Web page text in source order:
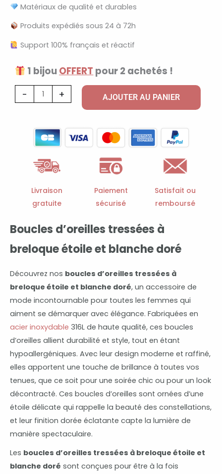
Matériaux de qualité et durables
Produits expédiés sous 24 à 72h
Support 100% français et réactif
1 bijouOFFERT pour 2 achetés !
-
quantité
de
tressées
breloque
+ AJOUTER AU PANIER
Livraison
gratuite
Paiement
sécurisé
Satisfait ou
remboursé
Boucles d’oreilles tressées à
breloque étoile et blanche doré
Découvrez nos boucles d’oreilles tressées à
breloque étoile et blanche doré, un accessoire de
mode incontournable pour toutes les femmes qui
aiment se démarquer avec élégance. Fabriquées en
acier inoxydable 316L de haute qualité, ces boucles
d’oreilles allient durabilité et style, tout en étant
hypoallergéniques. Avec leur design moderne et raffiné,
elles apportent une touche de brillance à toutes vos
tenues, que ce soit pour une soirée chic ou pour un look
décontracté. Ces boucles d’oreilles sont ornées d’une
étoile délicate qui rappelle la beauté des constellations,
et leur finition dorée éclatante capte la lumière de
manière spectaculaire.
Les boucles d’oreilles tressées à breloque étoile et
blanche doré sont conçues pour être à la fois